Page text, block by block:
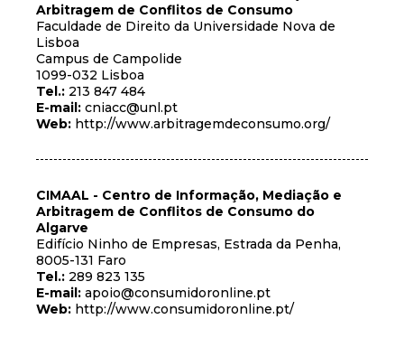
Arbitragem de Conflitos de Consumo
Faculdade de Direito da Universidade Nova de
Lisboa
Campus de Campolide
1099-032 Lisboa
Tel.: 213 847 484
E-mail: cniacc@unl.pt
Web: http://www.arbitragemdeconsumo.org/
CIMAAL - Centro de Informação, Mediação e
Arbitragem de Conflitos de Consumo do
Algarve
Edifício Ninho de Empresas, Estrada da Penha,
8005-131 Faro
Tel.: 289 823 135
E-mail: apoio@consumidoronline.pt
Web: http://www.consumidoronline.pt/